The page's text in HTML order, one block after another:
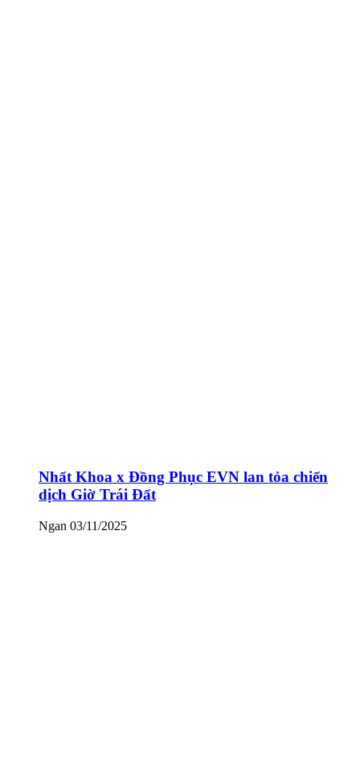
Nhất Khoa x Đồng Phục EVN lan tỏa chiến
dịch Giờ Trái Đất
Ngan 03/11/2025